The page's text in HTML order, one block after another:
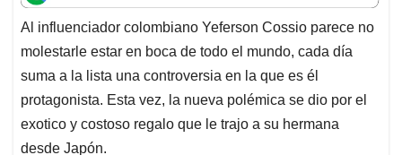
t
s
A
p
p
e
b
o
o
k
k
e
d
I
n
i
l
e
a
d
s
Al influenciador colombiano Yeferson Cossio parece no
molestarle estar en boca de todo el mundo, cada día
suma a la lista una controversia en la que es él
protagonista. Esta vez, la nueva polémica se dio por el
exotico y costoso regalo que le trajo a su hermana
desde Japón.